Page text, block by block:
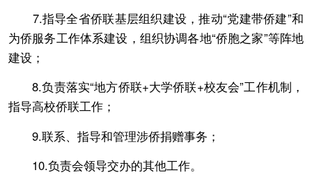
7.指导全省侨联基层组织建设，推动“党建带侨建”和
为侨服务工作体系建设，组织协调各地“侨胞之家”等阵地
建设；
8.负责落实“地方侨联+大学侨联+校友会”工作机制，
指导高校侨联工作；
9.联系、指导和管理涉侨捐赠事务；
10.负责会领导交办的其他工作。